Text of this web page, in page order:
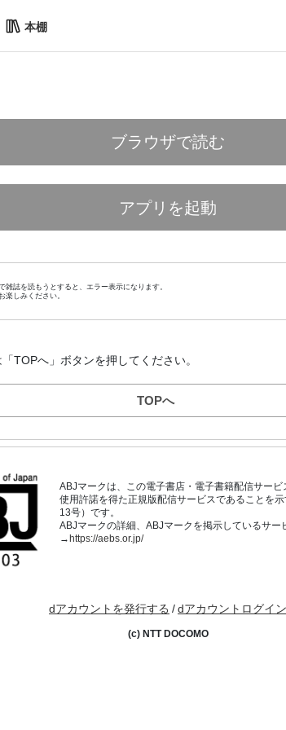
本棚
ブラウザで読む
アプリを起動
雑誌を読もうとすると、エラー表示になります。
楽しみください。
TOPへ」ボタンを押してください。
TOPへ
ABJマークは、この電子書店・電子書籍配信サー
使用許諾を得た正規版配信サービスであることを
13号）です。
ABJマークの詳細、ABJマークを掲示しているサー
→https://aebs.or.jp/
dアカウントを発行する /dアカウントログイン
(c) NTT DOCOMO